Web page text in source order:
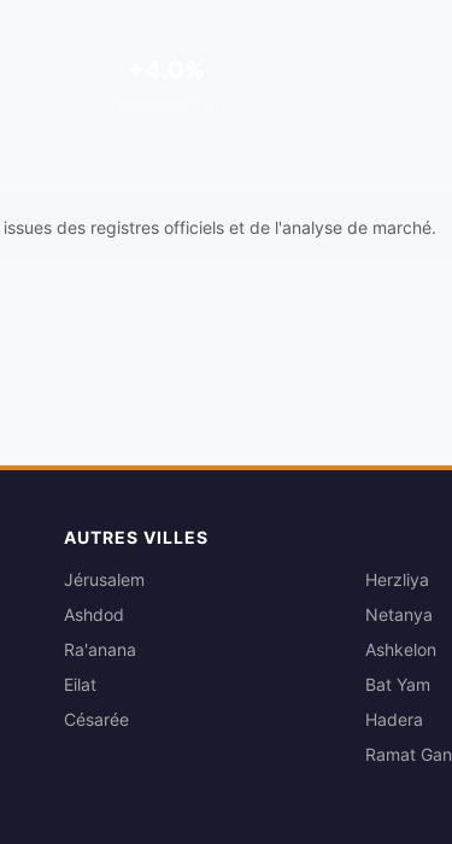
issues des registres officiels et de l'analyse de marché.
AUTRES VILLES
Jérusalem
Ashdod
Ra'anana
Eilat
Césarée
Herzliya
Netanya
Ashkelon
Bat Yam
Hadera
Ramat Gan